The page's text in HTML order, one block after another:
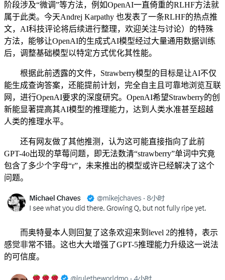
阶段涉及“微调”等方法，例如OpenAI一直倚重的RLHF方法就
属于此类。今天Andrej Karpathy 也发表了一条RLHF的热点推
文，AI科技评论将后续进行整理，欢迎关注与讨论）的特殊
方法，能够让OpenAI的生成式AI模型经过大量通用数据训练
后，调整基础模型以特定方式优化其性能。
根据此前透露的文件，Strawberry模型的目标是让AI不仅
能生成查询答案，还能提前计划，完全自主且可靠地浏览互联
网，进行OpenAI要求的深度研究。OpenAI希望Strawberry的创
新能显著提高其AI模型的推理能力，达到人类水准甚至超越
人类的推理水平。
还有网友做了其他推测，认为这可能直接指向了此前
GPT-4o出现的草莓问题，即无法数清“strawberry”单词中究竟
包含了多少个字母“r”，未来推出的模型或许已经解决了这个
问题。
而奥特曼本人则回复了这条欢迎来到level 2的推特，表示
感觉非常不错。这也大大增强了GPT-5推理能力升级这一说法
的可信度。